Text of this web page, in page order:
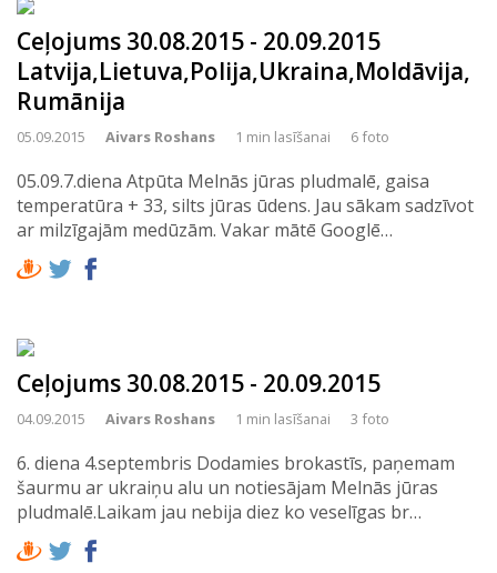
Ceļojums 30.08.2015 - 20.09.2015
Latvija,Lietuva,Polija,Ukraina,Moldāvija,
Rumānija
05.09.2015 Aivars Roshans 1 min lasīšanai 6 foto
05.09.7.diena Atpūta Melnās jūras pludmalē, gaisa
temperatūra + 33, silts jūras ūdens. Jau sākam sadzīvot
ar milzīgajām medūzām. Vakar mātē Googlē…
Ceļojums 30.08.2015 - 20.09.2015
04.09.2015 Aivars Roshans 1 min lasīšanai 3 foto
6. diena 4.septembris Dodamies brokastīs, paņemam
šaurmu ar ukraiņu alu un notiesājam Melnās jūras
pludmalē.Laikam jau nebija diez ko veselīgas br…